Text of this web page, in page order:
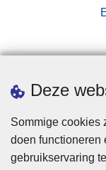
Deze
Sommige cookies
doen functioneren
gebruikservaring